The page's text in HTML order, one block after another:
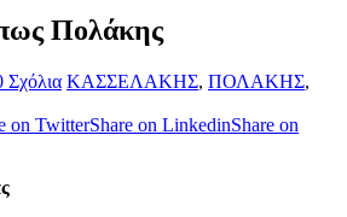
Πολάκης
Σχόλια ΚΑΣΣΕΛΑΚΗΣ, ΠΟΛΑΚΗΣ,
on TwitterShare on LinkedinShare on